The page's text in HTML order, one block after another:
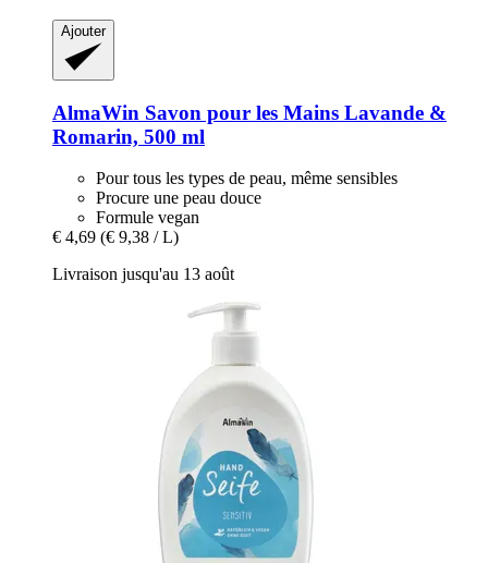
Ajouter
AlmaWin Savon pour les Mains Lavande &
Romarin, 500 ml
Pour tous les types de peau, même sensibles
Procure une peau douce
Formule vegan
€ 4,69 (€ 9,38 / L)
Livraison jusqu'au 13 août